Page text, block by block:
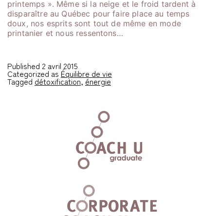
printemps ». Même si la neige et le froid tardent à
disparaître au Québec pour faire place au temps
doux, nos esprits sont tout de même en mode
printanier et nous ressentons…
Published 2 avril 2015
Categorized as Équilibre de vie
Tagged détoxification,énergie